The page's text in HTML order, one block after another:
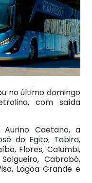
no último domingo
com saída
Aurino Caetano, a
do Egito, Tabira,
Flores, Calumbi,
Cabrobó,
Lagoa Grande e